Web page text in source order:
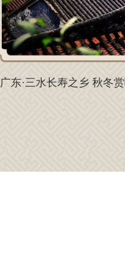
广东·三水长寿之乡 秋冬